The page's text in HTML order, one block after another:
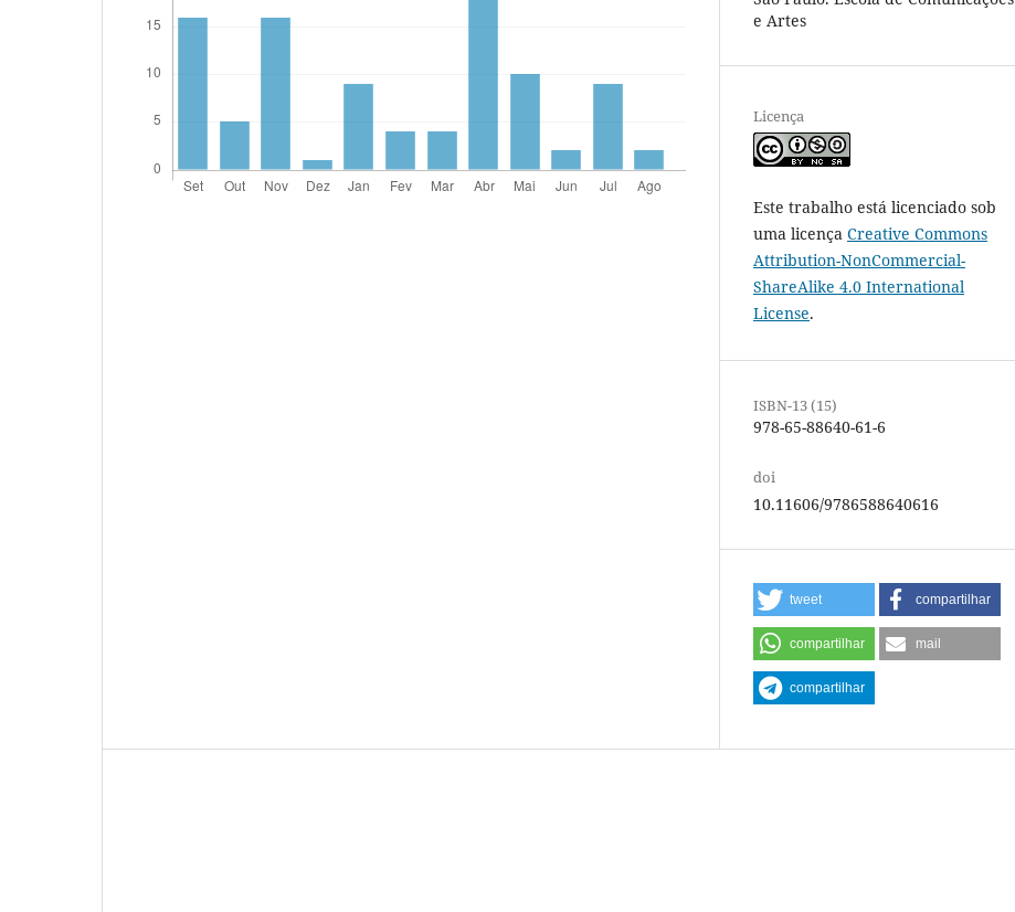
e Artes
Licença
Este trabalho está licenciado sob
uma licença Creative Commons
Attribution-NonCommercial-
ShareAlike 4.0 International
License.
ISBN-13 (15)
978-65-88640-61-6
doi
10.11606/9786588640616
tweet compartilhar
compartilhar mail
compartilhar